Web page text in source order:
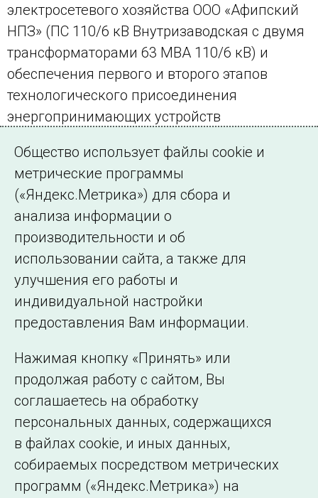
электросетевого хозяйства ООО «Афипский
НПЗ» (ПС 110/6 кВ Внутризаводская с двумя
трансформаторами 63 МВА 110/6 кВ) и
обеспечения первого и второго этапов
технологического присоединения
энергопринимающих устройств
максимальной мощностью 16 МВт.
← Все публикации
Подписаться на новости
©2005–2026 АО «СО ЕЭС»
Филиалы и
представительства
образовательной
организации
Общество использует файлы cookie и
метрические программы
(«Яндекс.Метрика») для сбора и
анализа информации о
производительности и об
использовании сайта, а также для
улучшения его работы и
индивидуальной настройки
предоставления Вам информации.
Нажимая кнопку «Принять» или
продолжая работу с сайтом, Вы
соглашаетесь на обработку
персональных данных, содержащихся
в файлах cookie, и иных данных,
собираемых посредством метрических
программ («Яндекс.Метрика») на